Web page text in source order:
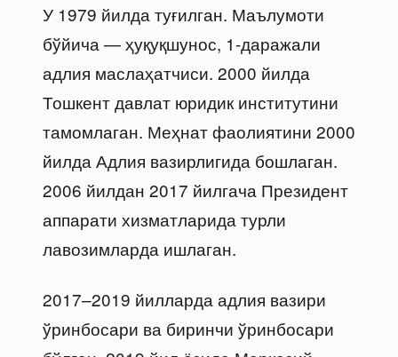
У 1979 йилда туғилган. Маълумоти
бўйича — ҳуқуқшунос, 1-даражали
адлия маслаҳатчиси. 2000 йилда
Тошкент давлат юридик институтини
тамомлаган. Меҳнат фаолиятини 2000
йилда Адлия вазирлигида бошлаган.
2006 йилдан 2017 йилгача Президент
аппарати хизматларида турли
лавозимларда ишлаган.
2017–2019 йилларда адлия вазири
ўринбосари ва биринчи ўринбосари